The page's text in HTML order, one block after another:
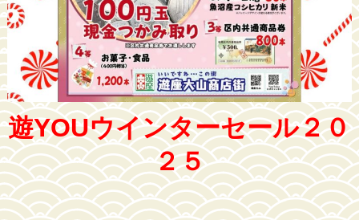
遊YOUウインターセール２０
２５